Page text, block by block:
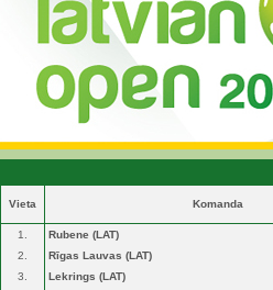
Vieta Komanda
1.
Rubene (LAT)
2.
Rīgas Lauvas (LAT)
3.
Lekrings (LAT)